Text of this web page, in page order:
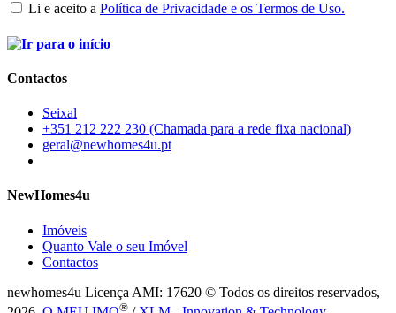
Li e aceito a Política de Privacidade e os Termos de Uso.
Contactos
Seixal
+351 212 222 230 (Chamada para a rede fixa nacional)
geral@newhomes4u.pt
NewHomes4u
Imóveis
Quanto Vale o seu Imóvel
Contactos
newhomes4u Licença AMI: 17620 © Todos os direitos reservados,
®